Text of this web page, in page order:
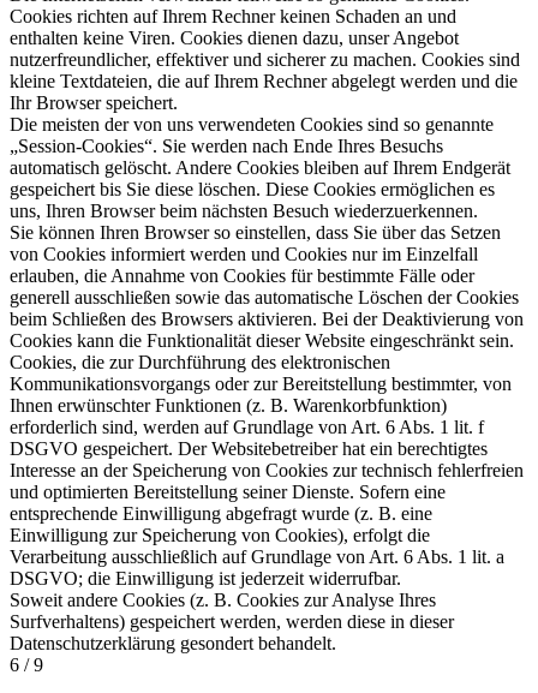
Cookies richten auf Ihrem Rechner keinen Schaden an und
enthalten keine Viren. Cookies dienen dazu, unser Angebot
nutzerfreundlicher, effektiver und sicherer zu machen. Cookies sind
kleine Textdateien, die auf Ihrem Rechner abgelegt werden und die
Ihr Browser speichert.
Die meisten der von uns verwendeten Cookies sind so genannte
„Session-Cookies“. Sie werden nach Ende Ihres Besuchs
automatisch gelöscht. Andere Cookies bleiben auf Ihrem Endgerät
gespeichert bis Sie diese löschen. Diese Cookies ermöglichen es
uns, Ihren Browser beim nächsten Besuch wiederzuerkennen.
Sie können Ihren Browser so einstellen, dass Sie über das Setzen
von Cookies informiert werden und Cookies nur im Einzelfall
erlauben, die Annahme von Cookies für bestimmte Fälle oder
generell ausschließen sowie das automatische Löschen der Cookies
beim Schließen des Browsers aktivieren. Bei der Deaktivierung von
Cookies kann die Funktionalität dieser Website eingeschränkt sein.
Cookies, die zur Durchführung des elektronischen
Kommunikationsvorgangs oder zur Bereitstellung bestimmter, von
Ihnen erwünschter Funktionen (z. B. Warenkorbfunktion)
erforderlich sind, werden auf Grundlage von Art. 6 Abs. 1 lit. f
DSGVO gespeichert. Der Websitebetreiber hat ein berechtigtes
Interesse an der Speicherung von Cookies zur technisch fehlerfreien
und optimierten Bereitstellung seiner Dienste. Sofern eine
entsprechende Einwilligung abgefragt wurde (z. B. eine
Einwilligung zur Speicherung von Cookies), erfolgt die
Verarbeitung ausschließlich auf Grundlage von Art. 6 Abs. 1 lit. a
DSGVO; die Einwilligung ist jederzeit widerrufbar.
Soweit andere Cookies (z. B. Cookies zur Analyse Ihres
Surfverhaltens) gespeichert werden, werden diese in dieser
Datenschutzerklärung gesondert behandelt.
6 / 9